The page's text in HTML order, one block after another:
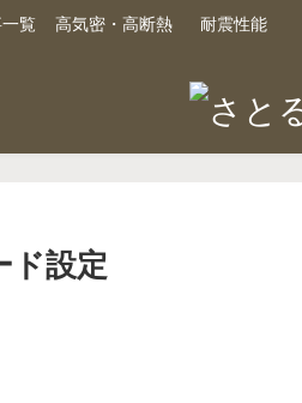
覧 高気密・高断熱 耐震性能
ド設定